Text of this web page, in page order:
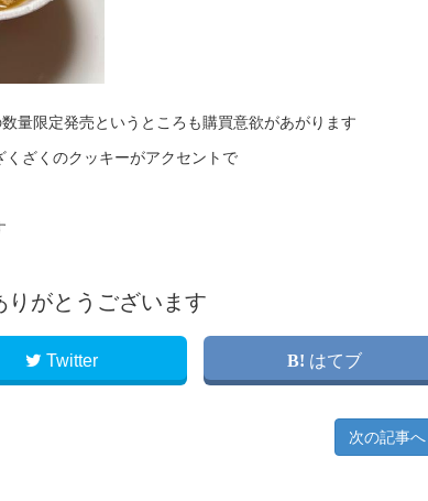
量限定発売というところも購買意欲があがります
ざくのクッキーがアクセントで
りがとうございます
Twitter はてブ
次の記事へ